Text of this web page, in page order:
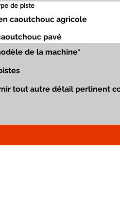
de piste
caoutchouc agricole
pavé